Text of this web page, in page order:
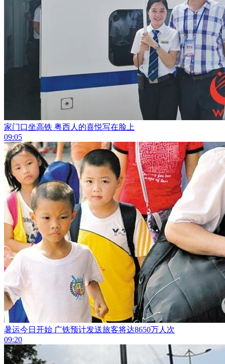
家门口坐高铁 粤西人的喜悦写在脸上
09:05
暑运今日开始 广铁预计发送旅客将达8650万人次
09:20